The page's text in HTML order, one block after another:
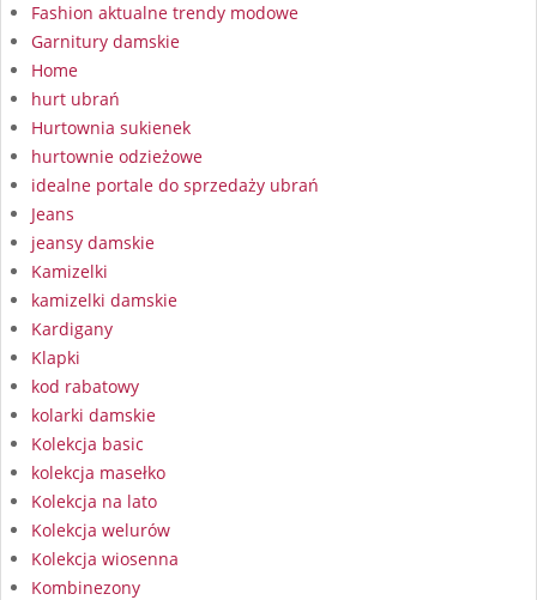
Fashion aktualne trendy modowe
Garnitury damskie
Home
hurt ubrań
Hurtownia sukienek
hurtownie odzieżowe
idealne portale do sprzedaży ubrań
Jeans
jeansy damskie
Kamizelki
kamizelki damskie
Kardigany
Klapki
kod rabatowy
kolarki damskie
Kolekcja basic
kolekcja masełko
Kolekcja na lato
Kolekcja welurów
Kolekcja wiosenna
Kombinezony